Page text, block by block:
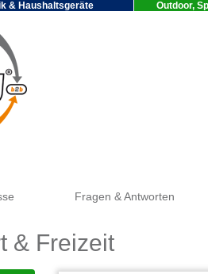
& Haushaltsgeräte Outdoor,
Fragen & Antworten
& Freizeit